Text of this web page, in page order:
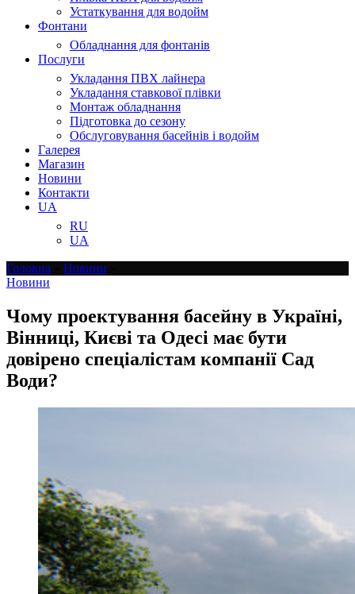
Устаткування для водойм
Фонтани
Обладнання для фонтанів
Послуги
Укладання ПВХ лайнера
Укладання ставкової плівки
Монтаж обладнання
Підготовка до сезону
Обслуговування басейнів і водойм
Галерея
Магазин
Новини
Контакти
UA
RU
UA
Головна Новини
Новини
Чому проектування басейну в Україні,
Вінниці, Києві та Одесі має бути
довірено спеціалістам компанії Сад
Води?